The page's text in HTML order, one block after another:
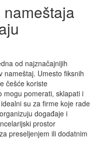
od najznačajnijih
nameštaj. Umesto fiksnih
češće koriste
mogu pomerati, sklapati i
su za firme koje rade
događaje i
prostor
preseljenjem ili dodatnim